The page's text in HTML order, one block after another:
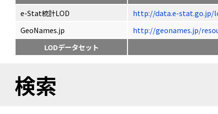
e-Stat統計LOD
http://data.e-stat.go.jp/
GeoNames.jp
http://geonames.jp/
LODデータセット
検索